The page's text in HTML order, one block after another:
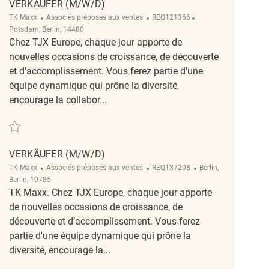
VERKÄUFER (M/W/D)
TK Maxx Catégorie
Associés préposés aux ventes ReqId
REQ121366
Potsdam, Berlin, 14480
Chez TJX Europe, chaque jour apporte de
nouvelles occasions de croissance, de découverte
et d’accomplissement. Vous ferez partie d'une
équipe dynamique qui prône la diversité,
encourage la collabor...
Sauvegarder Verkäufer (m/w/d) REQ121366
VERKÄUFER (M/W/D)
TK Maxx Catégorie
Associés préposés aux ventes ReqId
REQ137208 Emplacement
Berlin,
Berlin, 10785
TK Maxx. Chez TJX Europe, chaque jour apporte
de nouvelles occasions de croissance, de
découverte et d’accomplissement. Vous ferez
partie d'une équipe dynamique qui prône la
diversité, encourage la...